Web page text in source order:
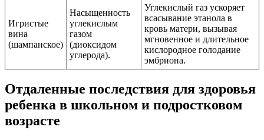
Игристые
вина
(шампанское)
Насыщенность
углекислым
газом
(диоксидом
углерода).
Углекислый газ ускоряет
всасывание этанола в
кровь матери, вызывая
мгновенное и длительное
кислородное голодание
эмбриона.
Отдаленные последствия для здоровья
ребенка в школьном и подростковом
возрасте